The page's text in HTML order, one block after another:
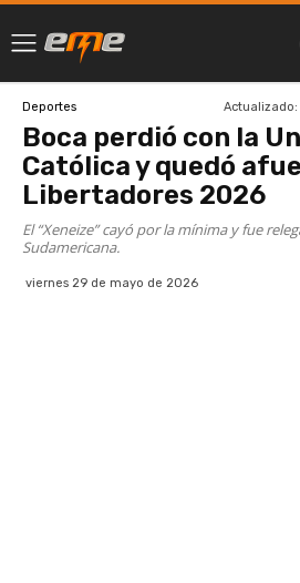
Deportes Actualizado:
Boca perdió con la
Católica y quedó
Libertadores 2026
El “Xeneize” cayó por la mínima y fue
Sudamericana.
viernes 29 de mayo de 2026